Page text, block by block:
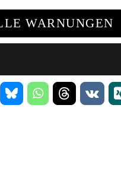
WARNUNGEN